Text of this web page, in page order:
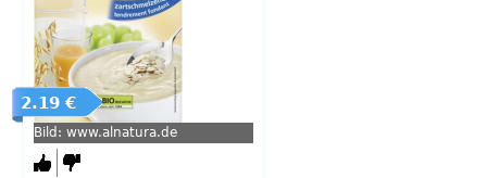
2.19 €
Bild: www.alnatura.de